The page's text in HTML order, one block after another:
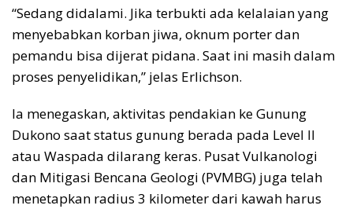
“Sedang didalami. Jika terbukti ada kelalaian yang
menyebabkan korban jiwa, oknum porter dan
pemandu bisa dijerat pidana. Saat ini masih dalam
proses penyelidikan,” jelas Erlichson.
Ia menegaskan, aktivitas pendakian ke Gunung
Dukono saat status gunung berada pada Level II
atau Waspada dilarang keras. Pusat Vulkanologi
dan Mitigasi Bencana Geologi (PVMBG) juga telah
menetapkan radius 3 kilometer dari kawah harus